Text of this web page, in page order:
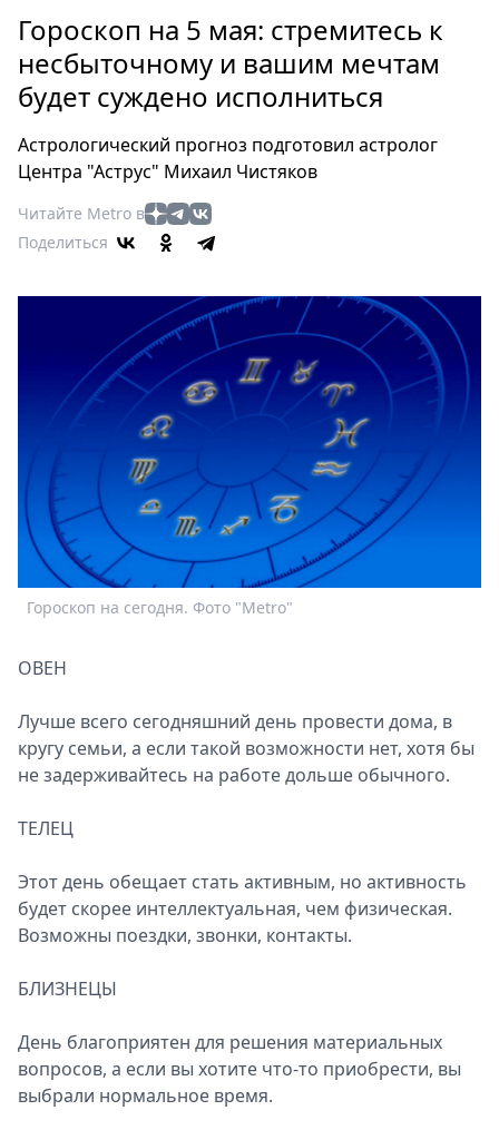
Россия
Мир
Здоровье
Туризм
Мода
Театр
Кино
Книги
Выставки
Пресс-
релизы
Metro
Стримы
Спецпроекты
Звезды
Выборы
2026
Гороскоп на 5 мая: стремитесь к
несбыточному и вашим мечтам
будет суждено исполниться
Астрологический прогноз подготовил астролог
Центра "Аструс" Михаил Чистяков
Читайте Metro в
Поделиться
Гороскоп на сегодня. Фото "Metro"
ОВЕН
Лучше всего сегодняшний день провести дома, в
кругу семьи, а если такой возможности нет, хотя бы
не задерживайтесь на работе дольше обычного.
ТЕЛЕЦ
Этот день обещает стать активным, но активность
будет скорее интеллектуальная, чем физическая.
Возможны поездки, звонки, контакты.
БЛИЗНЕЦЫ
День благоприятен для решения материальных
вопросов, а если вы хотите что-то приобрести, вы
выбрали нормальное время.